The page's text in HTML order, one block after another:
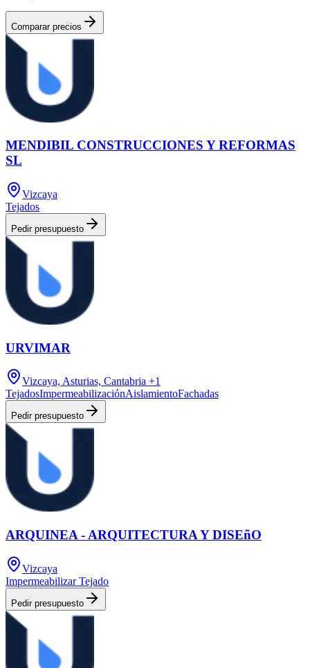
Comparar precios
MENDIBIL CONSTRUCCIONES Y REFORMAS
SL
Vizcaya
Tejados
Pedir presupuesto
URVIMAR
Vizcaya, Asturias, Cantabria +1
TejadosImpermeabilizaciónAislamientoFachadas
Pedir presupuesto
ARQUINEA - ARQUITECTURA Y DISEñO
Vizcaya
Impermeabilizar Tejado
Pedir presupuesto